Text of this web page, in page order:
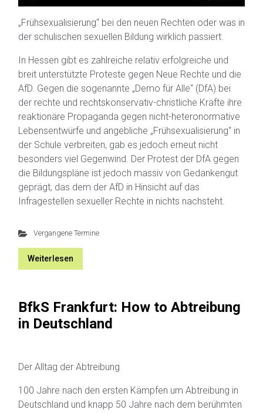
„Frühsexualisierung“ bei den neuen Rechten oder was in
der schulischen sexuellen Bildung wirklich passiert.
In Hessen gibt es zahlreiche relativ erfolgreiche und
breit unterstützte Proteste gegen Neue Rechte und die
AfD. Gegen die sogenannte „Demo für Alle“ (DfA) bei
der rechte und rechtskonservativ-christliche Kräfte ihre
reaktionäre Propaganda gegen nicht-heteronormative
Lebensentwürfe und angebliche „Frühsexualisierung“ in
der Schule verbreiten, gab es jedoch erneut nicht
besonders viel Gegenwind. Der Protest der DfA gegen
die Bildungspläne ist jedoch massiv von Gedankengut
geprägt, das dem der AfD in Hinsicht auf das
Infragestellen sexueller Rechte in nichts nachsteht.
Vergangene Termine
Weiterlesen
BfkS Frankfurt: How to Abtreibung
in Deutschland
Der Alltag der Abtreibung
100 Jahre nach den ersten Kämpfen um Abtreibung in
Deutschland und knapp 50 Jahre nach dem berühmten